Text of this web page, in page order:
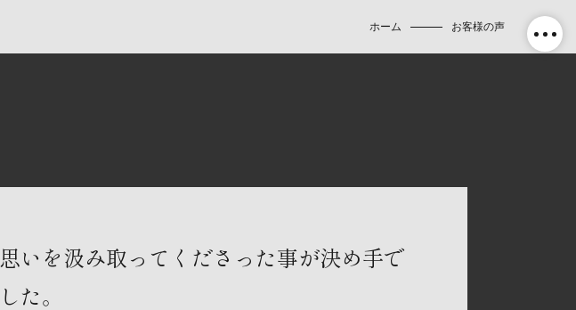
ホーム お客様の声
思いを汲み取ってくださった事が決め手で
した。